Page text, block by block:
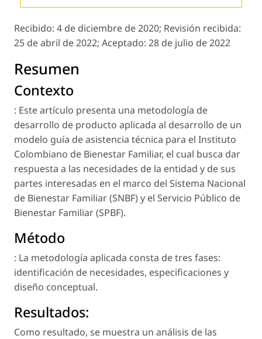
Recibido: 4 de diciembre de 2020; Revisión recibida:
25 de abril de 2022; Aceptado: 28 de julio de 2022
Resumen
Contexto
: Este artículo presenta una metodología de
desarrollo de producto aplicada al desarrollo de un
modelo guía de asistencia técnica para el Instituto
Colombiano de Bienestar Familiar, el cual busca dar
respuesta a las necesidades de la entidad y de sus
partes interesadas en el marco del Sistema Nacional
de Bienestar Familiar (SNBF) y el Servicio Público de
Bienestar Familiar (SPBF).
Método
: La metodología aplicada consta de tres fases:
identificación de necesidades, especificaciones y
diseño conceptual.
Resultados:
Como resultado, se muestra un análisis de las